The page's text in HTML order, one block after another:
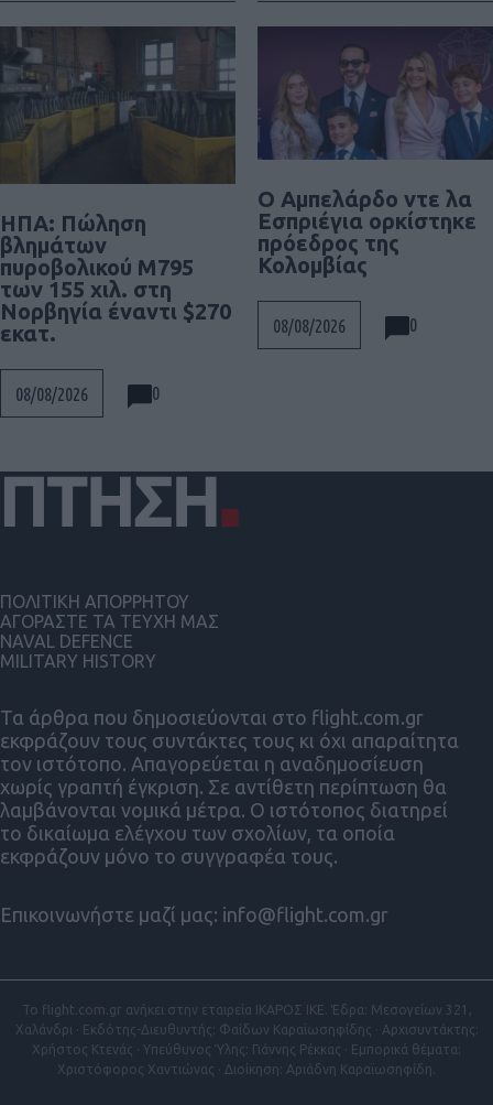
ΗΠΑ: Πώληση
βλημάτων
πυροβολικού M795
των 155 χιλ. στη
Νορβηγία έναντι $270
εκατ.
08/08/2026 0
Ο Αμπελάρδο ντε λα
Εσπριέγια ορκίστηκε
πρόεδρος της
Κολομβίας
08/08/2026 0
Τα άρθρα που δημοσιεύονται στο flight.com.gr
εκφράζουν τους συντάκτες τους κι όχι απαραίτητα
τον ιστότοπο. Απαγορεύεται η αναδημοσίευση
χωρίς γραπτή έγκριση. Σε αντίθετη περίπτωση θα
λαμβάνονται νομικά μέτρα. Ο ιστότοπος διατηρεί
το δικαίωμα ελέγχου των σχολίων, τα οποία
εκφράζουν μόνο το συγγραφέα τους.
Επικοινωνήστε μαζί μας: info@flight.com.gr
ΠΟΛΙΤΙΚΗ ΑΠΟΡΡΗΤΟΥ
ΑΓΟΡΑΣΤΕ ΤΑ ΤΕΥΧΗ ΜΑΣ
NAVAL DEFENCE
MILITARY HISTORY
Το flight.com.gr ανήκει στην εταιρεία ΙΚΑΡΟΣ ΙΚΕ. Έδρα: Μεσογείων 321,
Χαλάνδρι · Εκδότης-Διευθυντής: Φαίδων Καραϊωσηφίδης · Αρχισυντάκτης:
Χρήστος Κτενάς · Υπεύθυνος Ύλης: Γιάννης Ρέκκας · Εμπορικά θέματα:
Χριστόφορος Χαντιώνας · Διοίκηση: Αριάδνη Καραϊωσηφίδη.